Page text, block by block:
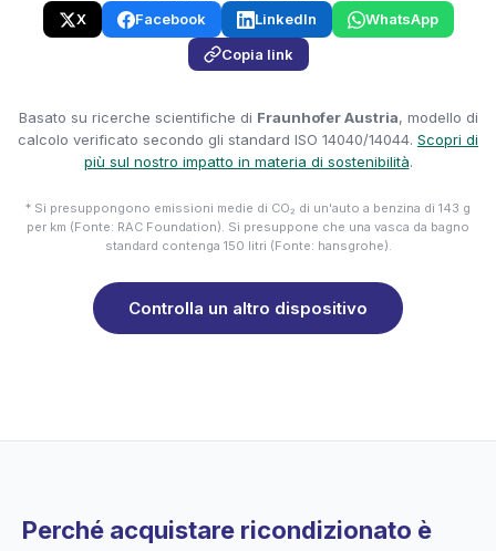
X Facebook LinkedIn
WhatsApp
Copia link
Basato su ricerche scientifiche di Fraunhofer Austria, modello di
calcolo verificato secondo gli standard ISO 14040/14044. Scopri di
più sul nostro impatto in materia di sostenibilità.
* Si presuppongono emissioni medie di CO₂ di un'auto a benzina di 143 g
per km (Fonte: RAC Foundation). Si presuppone che una vasca da bagno
standard contenga 150 litri (Fonte: hansgrohe).
Controlla un altro dispositivo
Perché acquistare ricondizionato è